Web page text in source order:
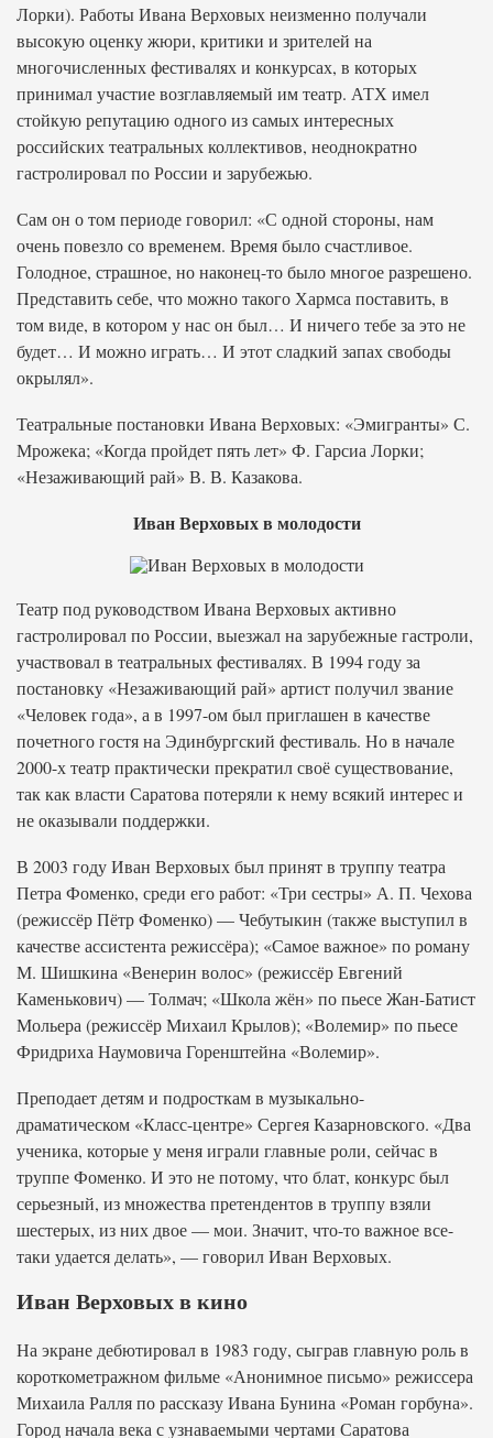
Лорки). Работы Ивана Верховых неизменно получали
высокую оценку жюри, критики и зрителей на
многочисленных фестивалях и конкурсах, в которых
принимал участие возглавляемый им театр. АТХ имел
стойкую репутацию одного из самых интересных
российских театральных коллективов, неоднократно
гастролировал по России и зарубежью.
Сам он о том периоде говорил: «С одной стороны, нам
очень повезло со временем. Время было счастливое.
Голодное, страшное, но наконец-то было многое разрешено.
Представить себе, что можно такого Хармса поставить, в
том виде, в котором у нас он был… И ничего тебе за это не
будет… И можно играть… И этот сладкий запах свободы
окрылял».
Театральные постановки Ивана Верховых: «Эмигранты» С.
Мрожека; «Когда пройдет пять лет» Ф. Гарсиа Лорки;
«Незаживающий рай» В. В. Казакова.
Иван Верховых в молодости
Театр под руководством Ивана Верховых активно
гастролировал по России, выезжал на зарубежные гастроли,
участвовал в театральных фестивалях. В 1994 году за
постановку «Незаживающий рай» артист получил звание
«Человек года», а в 1997-ом был приглашен в качестве
почетного гостя на Эдинбургский фестиваль. Но в начале
2000-х театр практически прекратил своё существование,
так как власти Саратова потеряли к нему всякий интерес и
не оказывали поддержки.
В 2003 году Иван Верховых был принят в труппу театра
Петра Фоменко, среди его работ: «Три сестры» А. П. Чехова
(режиссёр Пётр Фоменко) — Чебутыкин (также выступил в
качестве ассистента режиссёра); «Самое важное» по роману
М. Шишкина «Венерин волос» (режиссёр Евгений
Каменькович) — Толмач; «Школа жён» по пьесе Жан-Батист
Мольера (режиссёр Михаил Крылов); «Волемир» по пьесе
Фридриха Наумовича Горенштейна «Волемир».
Преподает детям и подросткам в музыкально-
драматическом «Класс-центре» Сергея Казарновского. «Два
ученика, которые у меня играли главные роли, сейчас в
труппе Фоменко. И это не потому, что блат, конкурс был
серьезный, из множества претендентов в труппу взяли
шестерых, из них двое — мои. Значит, что-то важное все-
таки удается делать», — говорил Иван Верховых.
Иван Верховых в кино
На экране дебютировал в 1983 году, сыграв главную роль в
короткометражном фильме «Анонимное письмо» режиссера
Михаила Ралля по рассказу Ивана Бунина «Роман горбуна».
Город начала века с узнаваемыми чертами Саратова